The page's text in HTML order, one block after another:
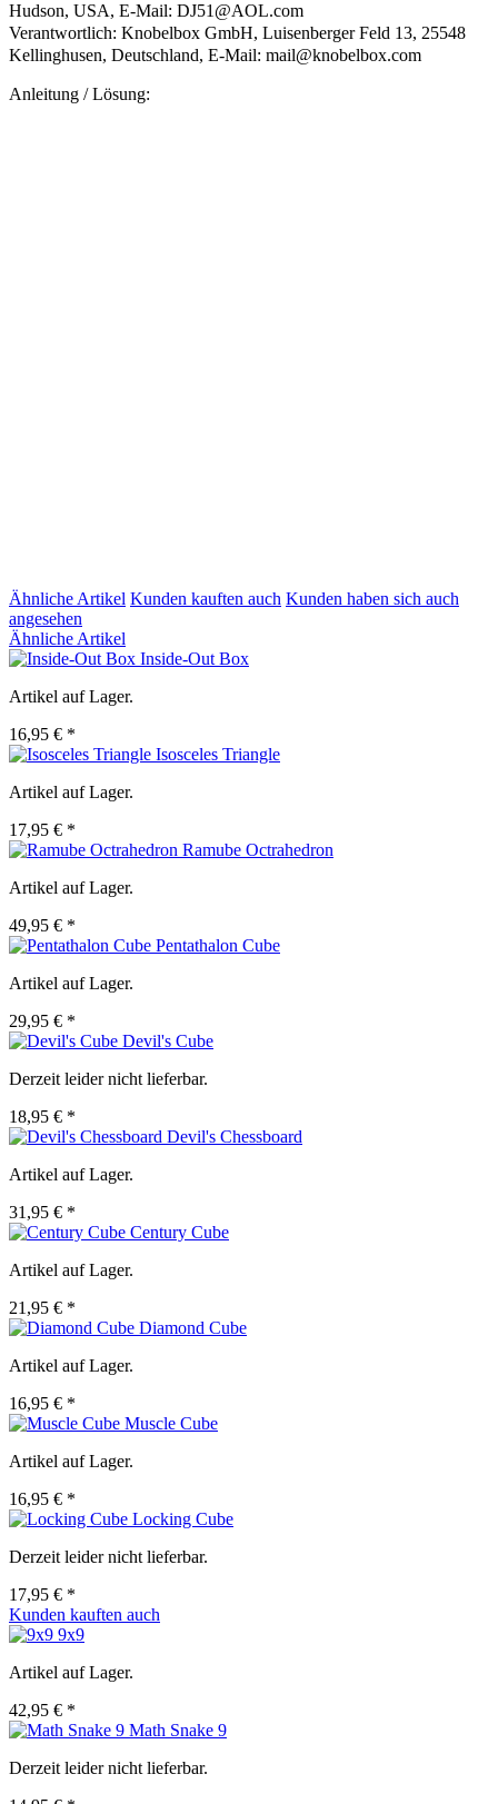
Hudson, USA, E-Mail: DJ51@AOL.com
Verantwortlich: Knobelbox GmbH, Luisenberger Feld 13, 25548
Kellinghusen, Deutschland, E-Mail: mail@knobelbox.com
Anleitung / Lösung:
Ähnliche Artikel Kunden kauften auch Kunden haben sich auch
angesehen
Ähnliche Artikel
Inside-Out Box
Artikel auf Lager.
16,95 € *
Isosceles Triangle
Artikel auf Lager.
17,95 € *
Ramube Octrahedron
Artikel auf Lager.
49,95 € *
Pentathalon Cube
Artikel auf Lager.
29,95 € *
Devil's Cube
Derzeit leider nicht lieferbar.
18,95 € *
Devil's Chessboard
Artikel auf Lager.
31,95 € *
Century Cube
Artikel auf Lager.
21,95 € *
Diamond Cube
Artikel auf Lager.
16,95 € *
Muscle Cube
Artikel auf Lager.
16,95 € *
Locking Cube
Derzeit leider nicht lieferbar.
17,95 € *
Kunden kauften auch
9x9
Artikel auf Lager.
42,95 € *
Math Snake 9
Derzeit leider nicht lieferbar.